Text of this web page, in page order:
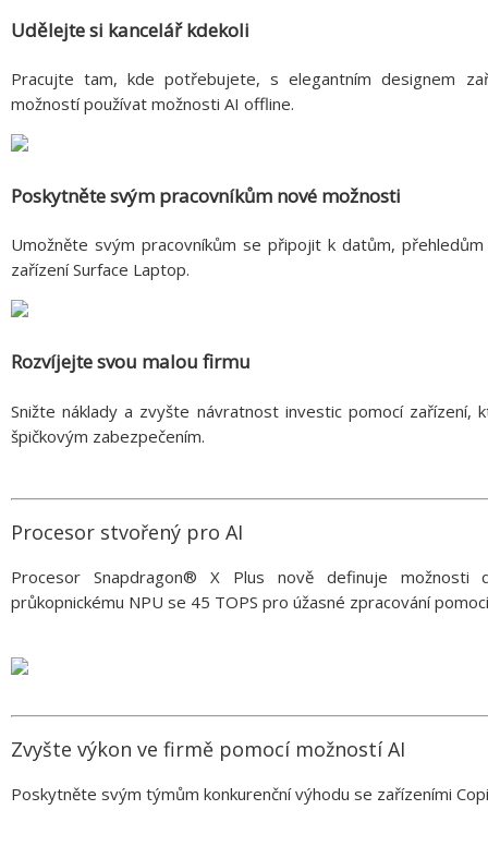
Udělejte si kancelář kdekoli
Pracujte tam, kde potřebujete, s elegantním designem
možností používat možnosti AI offline.
Poskytněte svým pracovníkům nové možnosti
Umožněte svým pracovníkům se připojit k datům,
zařízení Surface Laptop.
Rozvíjejte svou malou firmu
Snižte náklady a zvyšte návratnost investic pomocí
špičkovým zabezpečením.
Procesor stvořený pro AI
Procesor Snapdragon® X Plus nově definuje možnosti
průkopnickému NPU se 45 TOPS pro úžasné zpracování
Zvyšte výkon ve firmě pomocí možností AI
Poskytněte svým týmům konkurenční výhodu se zařízeními